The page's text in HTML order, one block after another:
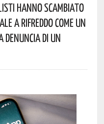
Hanno Scambiato
A Rifreddo Come Un
Di Un